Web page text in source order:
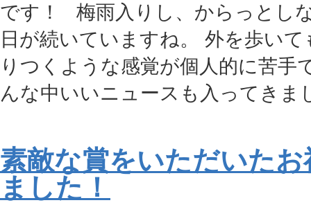
です！ 梅雨入りし、からっとし
日が続いていますね。 外を歩い
りつくような感覚が個人的に苦手
んな中いいニュースも入ってき
素敵な賞をいただいた
ました！